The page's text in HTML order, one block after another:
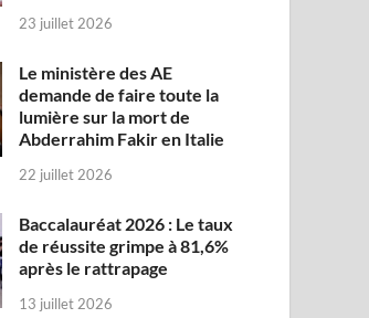
23 juillet 2026
Le ministère des AE
demande de faire toute la
lumière sur la mort de
Abderrahim Fakir en Italie
22 juillet 2026
Baccalauréat 2026 : Le taux
de réussite grimpe à 81,6%
après le rattrapage
13 juillet 2026